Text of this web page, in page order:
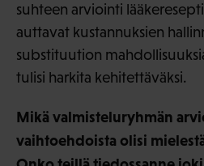
suhteen arviointi
auttavat kustannuksien
substituution
tulisi harkita kehitettäväksi.
Mikä valmisteluryhmän
vaihtoehdoista olisi